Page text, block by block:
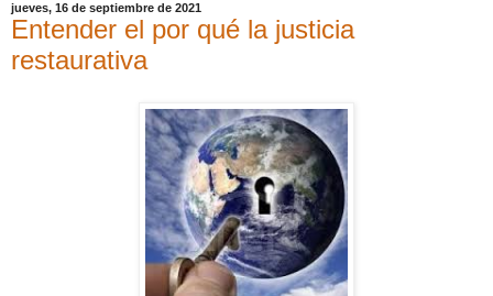
jueves, 16 de septiembre de 2021
Entender el por qué la justicia
restaurativa